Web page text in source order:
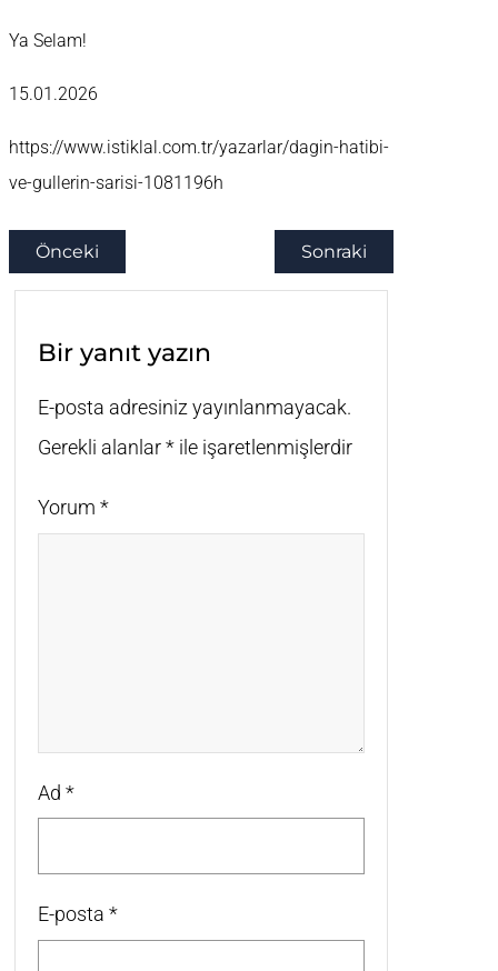
Ya Selam!
15.01.2026
https://www.istiklal.com.tr/yazarlar/dagin-hatibi-
ve-gullerin-sarisi-1081196h
Önceki Sonraki
Bir yanıt yazın
E-posta adresiniz yayınlanmayacak.
Gerekli alanlar* ile işaretlenmişlerdir
Yorum *
Ad *
E-posta *